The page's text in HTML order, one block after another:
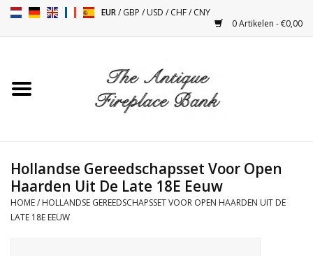
EUR/GBP /USD /CHF/CNY
0 Artikelen - €0,00
Toebehoren
Kacheltjes
Hollandse Gereedschapsset Voor Open
Haarden Uit De Late 18E Eeuw
HOME/ HOLLANDSE GEREEDSCHAPSSET VOOR OPEN HAARDEN UIT DE
LATE 18E EEUW